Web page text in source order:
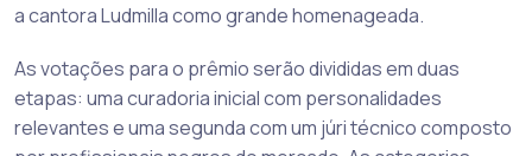
a cantora Ludmilla como grande homenageada.
As votações para o prêmio serão divididas em duas
etapas: uma curadoria inicial com personalidades
relevantes e uma segunda com um júri técnico composto